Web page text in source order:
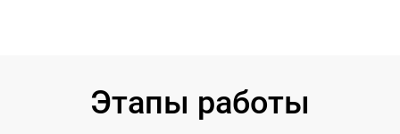
Этапы работы